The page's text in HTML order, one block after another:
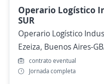
Operario Logístico
SUR
Operario Logístico
Ezeiza, Buenos Aires-
contrato eventual
Jornada completa